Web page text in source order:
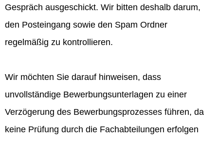
Gespräch ausgeschickt. Wir bitten deshalb darum,
den Posteingang sowie den Spam Ordner
regelmäßig zu kontrollieren.
Wir möchten Sie darauf hinweisen, dass
unvollständige Bewerbungsunterlagen zu einer
Verzögerung des Bewerbungsprozesses führen, da
keine Prüfung durch die Fachabteilungen erfolgen